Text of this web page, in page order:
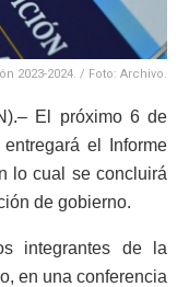
2023-2024. / Foto: Archivo.
El próximo 6 de
el Informe
lo cual se concluirá
de gobierno.
integrantes de la
en una conferencia